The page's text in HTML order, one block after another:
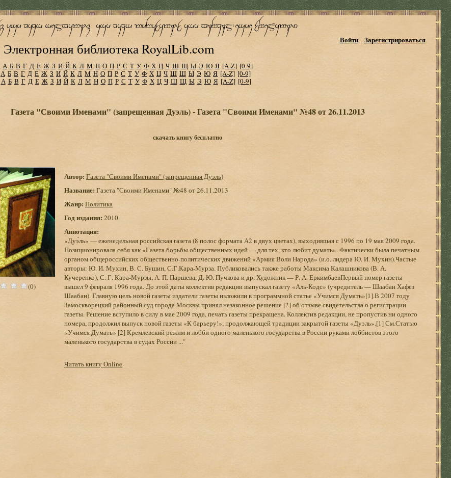
Электронная библиотека RoyalLib.com
Войти Зарегистрироваться
А Б В Г Д Е Ж З И Й К Л М Н О П Р С Т У Ф Х Ц Ч Ш Щ Ы Э Ю Я [A-Z] [0-9]
А Б В Г Д Е Ж З И Й К Л М Н О П Р С Т У Ф Х Ц Ч Ш Щ Ы Э Ю Я [A-Z] [0-9]
А Б В Г Д Е Ж З И Й К Л М Н О П Р С Т У Ф Х Ц Ч Ш Щ Ы Э Ю Я [A-Z] [0-9]
Газета "Своими Именами" (запрещенная Дуэль) - Газета "Своими Именами" №48 от 26.11.2013
скачать книгу бесплатно
(0)
Автор: Газета "Своими Именами" (запрещенная Дуэль)
Название: Газета "Своими Именами" №48 от 26.11.2013
Жанр: Политика
Год издания: 2010
Аннотация:
«Дуэ́ль» — еженедельная российская газета (8 полос формата А2 в двух цветах), выходившая с 1996 по 19 мая 2009 года.
Позиционировала себя как «Газета борьбы общественных идей — для тех, кто любит думать». Фактически была печатным
органом общероссийских общественно-политических движений «Армия Воли Народа» (и.о. лидера Ю. И. Мухин).Частые
авторы: Ю. И. Мухин, В. С. Бушин, С.Г.Кара-Мурза. Публиковались также работы Максима Калашникова (В. А.
Кучеренко), С. Г. Кара-Мурзы, А. П. Паршева, Д. Ю. Пучкова и др. Художник — Р. А. ЕркимбаевПервый номер газеты
вышел 9 февраля 1996 года. До этой даты коллектив редакции выпускал газету «Аль-Кодс» (учредитель — Шаабан Хафез
Шаабан). Главную цель новой газеты издатели газеты изложили в программной статье «Учимся Думать»[1].В 2007 году
Замоскворецкий районный суд города Москвы принял незаконное решение [2] об отзыве свидетельства о регистрации
газеты. Решение вступило в силу в мае 2009 года, печать газеты прекращена. Коллектив редакции, не пропустив ни одного
номера, продолжил выпуск новой газеты «К барьеру!», продолжающей традиции закрытой газеты «Дуэль».[1] См.Статью
«Учимся Думать» [2] Кремлевский режим и лобби одного маленького государства в России руками лоббистов этого
маленького государства в судах России ..."
Читать книгу Online